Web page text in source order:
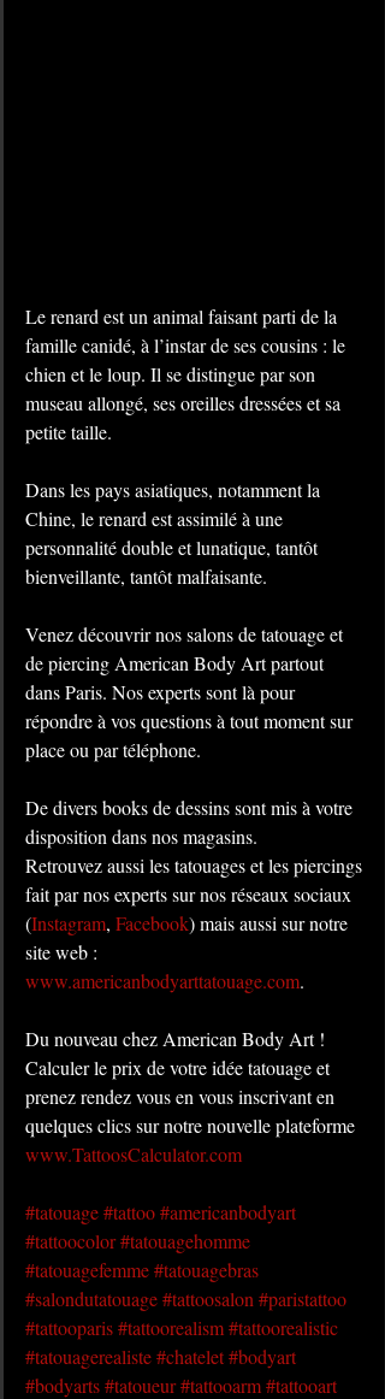
Le renard est un animal faisant parti de la
famille canidé, à l’instar de ses cousins : le
chien et le loup. Il se distingue par son
museau allongé, ses oreilles dressées et sa
petite taille.
Dans les pays asiatiques, notamment la
Chine, le renard est assimilé à une
personnalité double et lunatique, tantôt
bienveillante, tantôt malfaisante.
Venez découvrir nos salons de tatouage et
de piercing American Body Art partout
dans Paris. Nos experts sont là pour
répondre à vos questions à tout moment sur
place ou par téléphone.
De divers books de dessins sont mis à votre
disposition dans nos magasins.
Retrouvez aussi les tatouages et les piercings
fait par nos experts sur nos réseaux sociaux
(Instagram, Facebook) mais aussi sur notre
site web :
www.americanbodyarttatouage.com.
Du nouveau chez American Body Art !
Calculer le prix de votre idée tatouage et
prenez rendez vous en vous inscrivant en
quelques clics sur notre nouvelle plateforme
www.TattoosCalculator.com
#tatouage#tattoo#americanbodyart
#tattoocolor#tatouagehomme
#tatouagefemme#tatouagebras
#salondutatouage#tattoosalon #paristattoo
#tattooparis#tattoorealism#tattoorealistic
#tatouagerealiste#chatelet#bodyart
#bodyarts#tatoueur#tattooarm#tattooart